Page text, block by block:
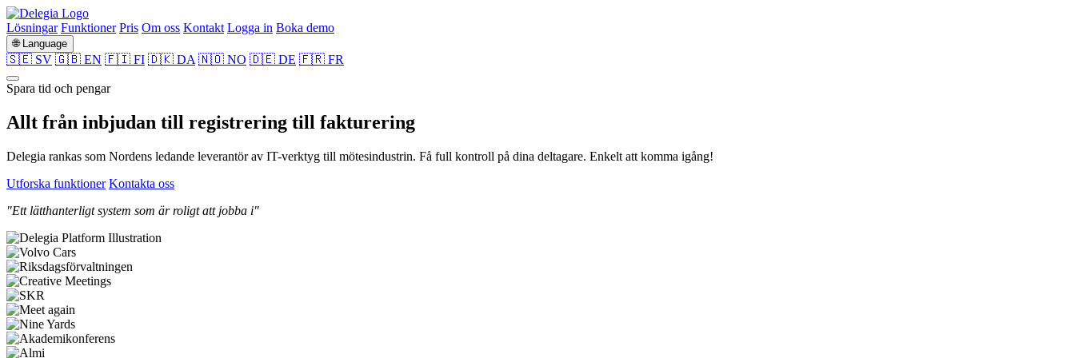
Lösningar Funktioner Pris Om oss Kontakt Logga in Boka demo
🌐 Language
🇸🇪 SV 🇬🇧 EN 🇫🇮 FI 🇩🇰 DA 🇳🇴 NO 🇩🇪 DE 🇫🇷 FR
Spara tid och pengar
Allt från inbjudan till registrering till fakturering
Delegia rankas som Nordens ledande leverantör av IT-verktyg till mötesindustrin. Få full kontroll på dina deltagare. Enkelt att komma igång!
Utforska funktioner Kontakta oss
"Ett lätthanterligt system som är roligt att jobba i"